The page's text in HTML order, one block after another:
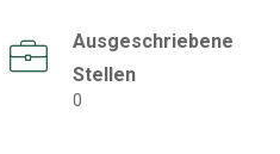
Ausgeschriebene
Stellen
0